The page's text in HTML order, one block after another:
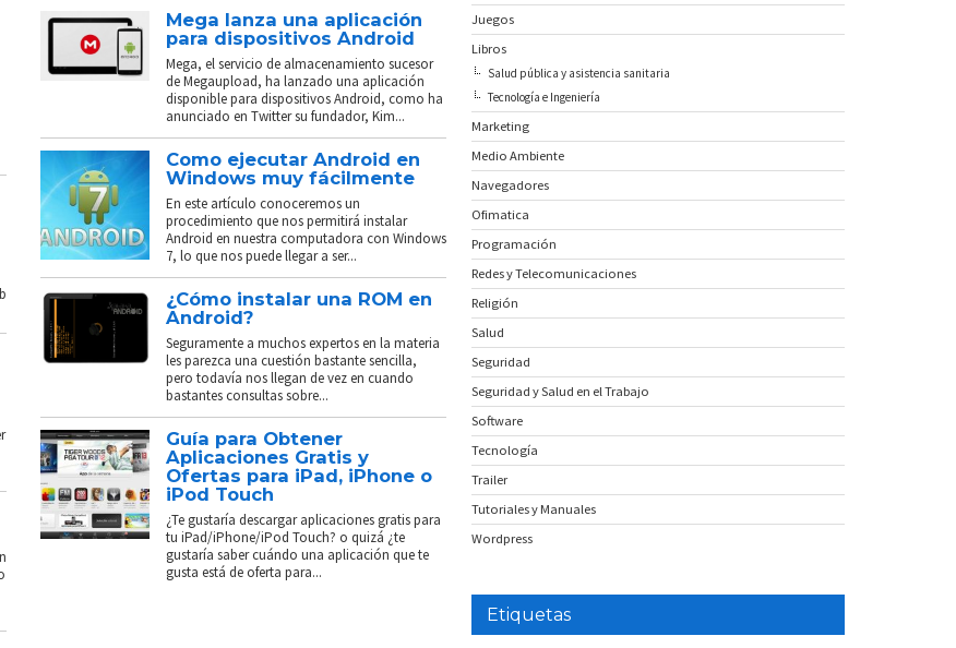
Mega lanza una aplicación
para dispositivos Android
Mega, el servicio de almacenamiento sucesor
de Megaupload, ha lanzado una aplicación
disponible para dispositivos Android, como ha
anunciado en Twitter su fundador, Kim...
Como ejecutar Android en
Windows muy fácilmente
En este artículo conoceremos un
procedimiento que nos permitirá instalar
Android en nuestra computadora con Windows
7, lo que nos puede llegar a ser...
¿Cómo instalar una ROM en
Android?
Seguramente a muchos expertos en la materia
les parezca una cuestión bastante sencilla,
pero todavía nos llegan de vez en cuando
bastantes consultas sobre...
Guía para Obtener
Aplicaciones Gratis y
Ofertas para iPad, iPhone o
iPod Touch
¿Te gustaría descargar aplicaciones gratis para
tu iPad/iPhone/iPod Touch? o quizá ¿te
gustaría saber cuándo una aplicación que te
gusta está de oferta para...
Juegos
Libros
Salud pública y asistencia sanitaria
Tecnología e Ingeniería
Marketing
Medio Ambiente
Navegadores
Ofimatica
Programación
Redes y Telecomunicaciones
Religión
Salud
Seguridad
Seguridad y Salud en el Trabajo
Software
Tecnología
Trailer
Tutoriales y Manuales
Wordpress
Etiquetas